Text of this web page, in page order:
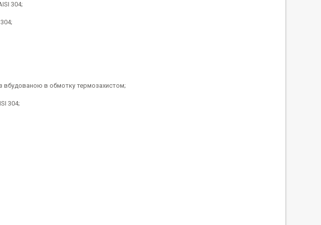
304;
вбудованою в обмотку термозахистом;
304;